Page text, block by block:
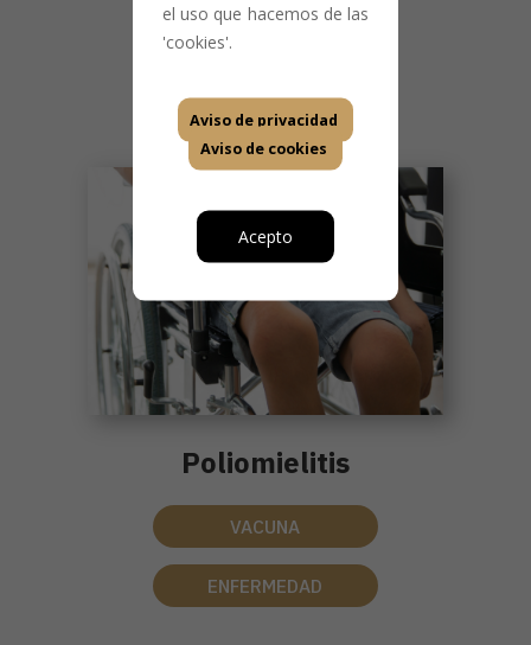
ENFERMEDAD
Poliomielitis
VACUNA
ENFERMEDAD
el uso que hacemos de las
'cookies'.
Aviso de privacidad
Aviso de cookies
Acepto